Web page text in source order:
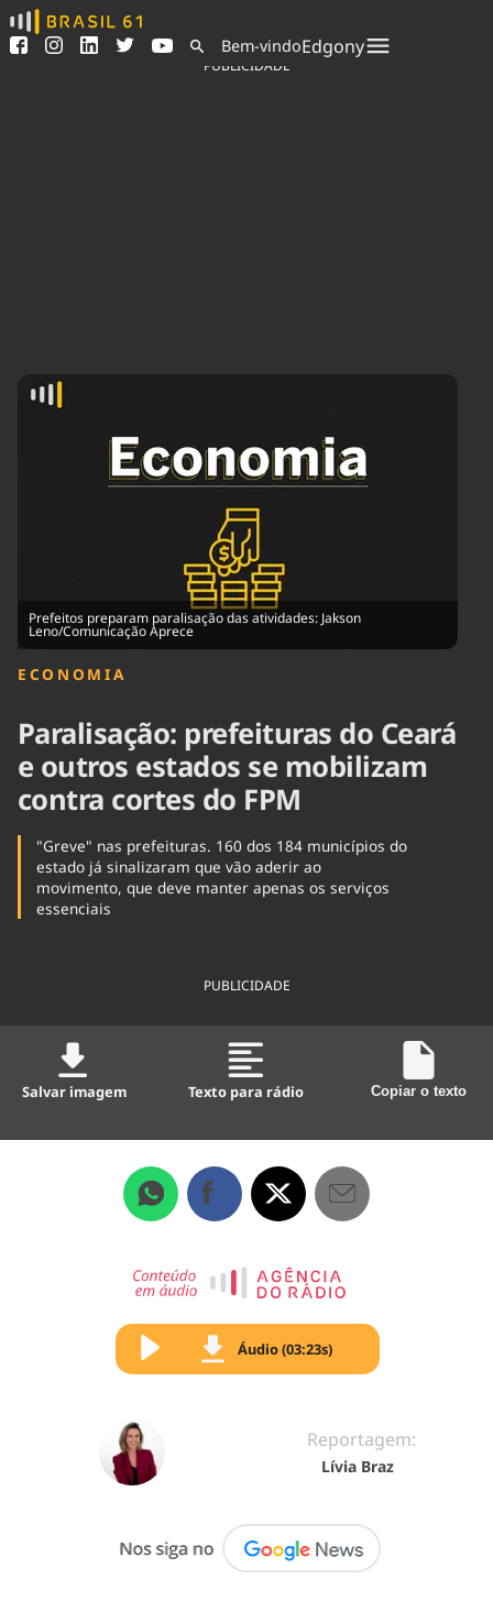
Ver todas as notícias
Podcasts
Indicadores
Agronegócios
Economia
Educação
Infraestrutura
Internacional
Podcast
Política
Saúde
Bem-vindoEdgony
PUBLICIDADE
Prefeitos preparam paralisação das atividades: Jakson
Leno/Comunicação Aprece
ECONOMIA
Paralisação: prefeituras do Ceará
e outros estados se mobilizam
contra cortes do FPM
"Greve" nas prefeituras. 160 dos 184 municípios do
estado já sinalizaram que vão aderir ao
movimento, que deve manter apenas os serviços
essenciais
PUBLICIDADE
Salvar imagem Texto para rádio Copiar o texto
Áudio (03:23s)
Reportagem:
Lívia Braz